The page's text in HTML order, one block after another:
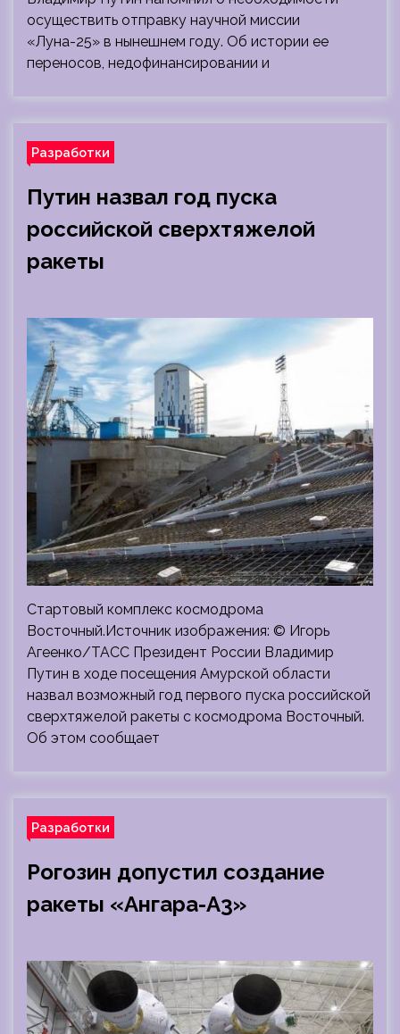
осуществить отправку научной миссии
«Луна-25» в нынешнем году. Об истории ее
переносов, недофинансировании и
Разработки
Путин назвал год пуска
российской сверхтяжелой
ракеты
Стартовый комплекс космодрома
Восточный.Источник изображения: © Игорь
Агеенко/ТАСС Президент России Владимир
Путин в ходе посещения Амурской области
назвал возможный год первого пуска российской
сверхтяжелой ракеты с космодрома Восточный.
Об этом сообщает
Разработки
Рогозин допустил создание
ракеты «Ангара-А3»